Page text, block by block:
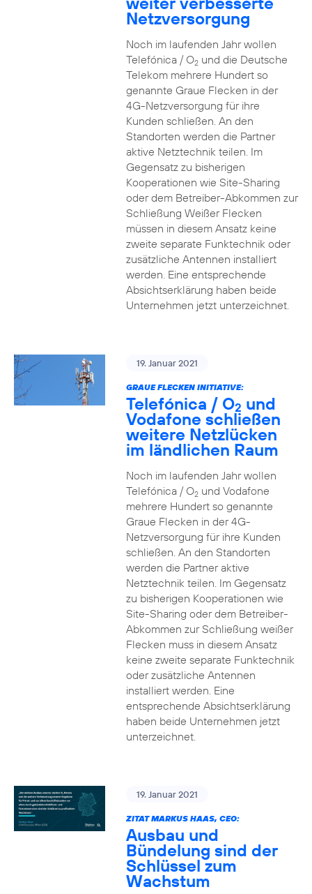
Netzversorgung
Noch im laufenden Jahr wollen
Telefónica / O2und die Deutsche
Telekom mehrere Hundert so
genannte Graue Flecken in der
4G-Netzversorgung für ihre
Kunden schließen. An den
Standorten werden die Partner
aktive Netztechnik teilen. Im
Gegensatz zu bisherigen
Kooperationen wie Site-Sharing
oder dem Betreiber-Abkommen zur
Schließung Weißer Flecken
müssen in diesem Ansatz keine
zweite separate Funktechnik oder
zusätzliche Antennen installiert
werden. Eine entsprechende
Absichtserklärung haben beide
Unternehmen jetzt unterzeichnet.
19. Januar 2021
GRAUE FLECKEN INITIATIVE:
Telefónica / O2 und
Vodafone schließen
weitere Netzlücken
im ländlichen Raum
Noch im laufenden Jahr wollen
Telefónica / O2und Vodafone
mehrere Hundert so genannte
Graue Flecken in der 4G-
Netzversorgung für ihre Kunden
schließen. An den Standorten
werden die Partner aktive
Netztechnik teilen. Im Gegensatz
zu bisherigen Kooperationen wie
Site-Sharing oder dem Betreiber-
Abkommen zur Schließung weißer
Flecken muss in diesem Ansatz
keine zweite separate Funktechnik
oder zusätzliche Antennen
installiert werden. Eine
entsprechende Absichtserklärung
haben beide Unternehmen jetzt
unterzeichnet.
19. Januar 2021
ZITAT MARKUS HAAS, CEO:
Ausbau und
Bündelung sind der
Schlüssel zum
Wachstum